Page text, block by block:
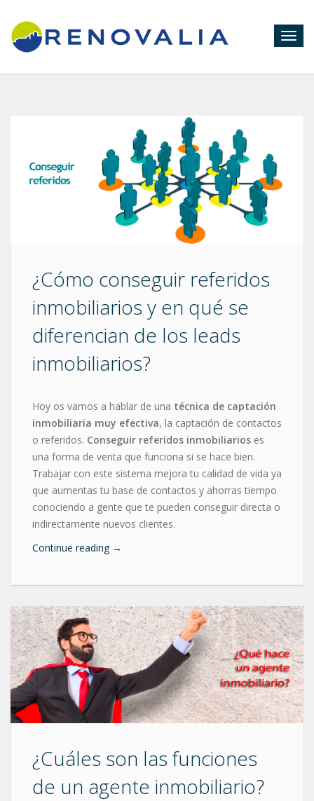
¿Cómo conseguir referidos
inmobiliarios y en qué se
diferencian de los leads
inmobiliarios?
Hoy os vamos a hablar de una técnica de captación
inmobiliaria muy efectiva, la captación de contactos
o referidos. Conseguir referidos inmobiliarios es
una forma de venta que funciona si se hace bien.
Trabajar con este sistema mejora tu calidad de vida ya
que aumentas tu base de contactos y ahorras tiempo
conociendo a gente que te pueden conseguir directa o
indirectamente nuevos clientes.
Continue reading →
¿Cuáles son las funciones
de un agente inmobiliario?